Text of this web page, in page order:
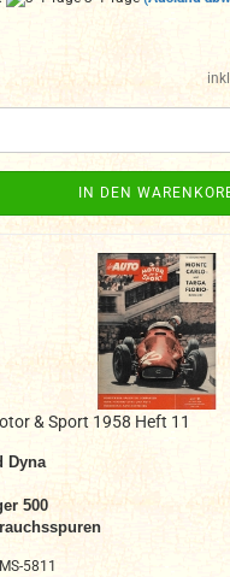
IN DEN
& Sport 1958 Heft 11
Dyna
500
5811